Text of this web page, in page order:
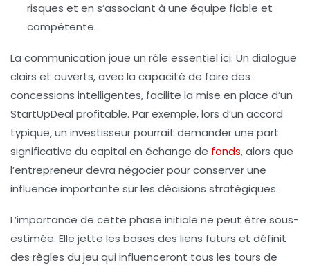
risques et en s’associant à une équipe fiable et
compétente.
La communication joue un rôle essentiel ici. Un dialogue
clairs et ouverts, avec la capacité de faire des
concessions intelligentes, facilite la mise en place d’un
StartUpDeal profitable. Par exemple, lors d’un accord
typique, un investisseur pourrait demander une part
significative du capital en échange de fonds, alors que
l’entrepreneur devra négocier pour conserver une
influence importante sur les décisions stratégiques.
L’importance de cette phase initiale ne peut être sous-
estimée. Elle jette les bases des liens futurs et définit
des règles du jeu qui influenceront tous les tours de